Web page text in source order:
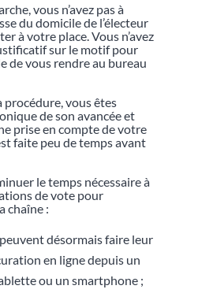
vous n’avez pas à
du domicile de l’électeur
à votre place. Vous n’avez
sur le motif pour
de vous rendre au bureau
procédure, vous êtes
de son avancée et
prise en compte de votre
faite peu de temps avant
le temps nécessaire à
de vote pour
chaîne :
désormais faire leur
en ligne depuis un
ou un smartphone ;